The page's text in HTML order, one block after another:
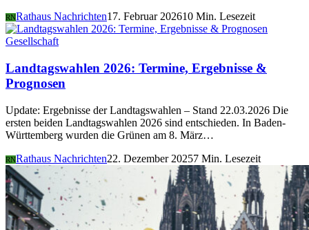
RNRathaus Nachrichten17. Februar 202610 Min. Lesezeit
Gesellschaft
Landtagswahlen 2026: Termine, Ergebnisse &
Prognosen
Update: Ergebnisse der Landtagswahlen – Stand 22.03.2026 Die
ersten beiden Landtagswahlen 2026 sind entschieden. In Baden-
Württemberg wurden die Grünen am 8. März…
RNRathaus Nachrichten22. Dezember 20257 Min. Lesezeit